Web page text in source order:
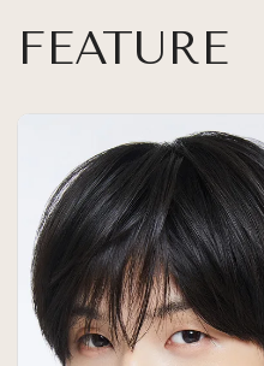
FEATURE